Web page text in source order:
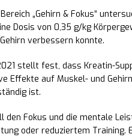
„Gehirn & Fokus“
Dosis von 0,35 g/kg
verbessern konnte.
stellt fest, dass Kreatin-
Effekte auf Muskel- und
ist.
den Fokus und die mentale
oder reduziertem Training.